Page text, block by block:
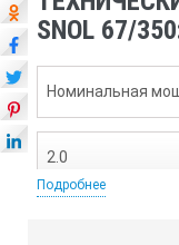
SNOL 67/
Номинальная
2.0
Подробнее